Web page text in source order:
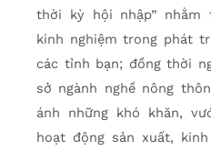
thời kỳ hội nhập”
kinh nghiệm trong phát
các tỉnh bạn; đồng thời
sở ngành nghề nông
ánh những khó khăn,
hoạt động sản xuất,